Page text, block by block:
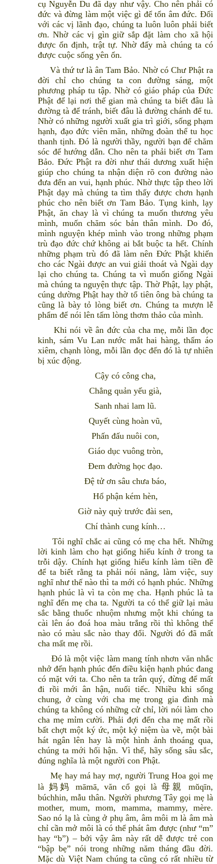
cụ Nguyễn Du đã dạy như vậy. Cho nên phải có
đức và đừng làm một việc gì để tổn âm đức. Đối
với các vị lãnh đạo, chúng ta luôn luôn phải biết
ơn. Nhờ các vị gìn giữ sắp đặt làm cho xã hội
được ổn định, trật tự. Nhờ đấy mà chúng ta có
được cuộc sống yên ổn.
Và thứ tư là ân Tam Bảo. Nhờ có Chư Phật ra
đời chỉ cho chúng ta con đường sáng, một
phương pháp tu tập. Nhờ có giáo pháp của Đức
Phật để lại nơi thế gian mà chúng ta biết đâu là
đường tà để tránh, biết đâu là đường chánh để tu.
Nhờ có những người xuất gia trì giới, sống phạm
hạnh, đạo đức viên mãn, những đoàn thể tu học
thanh tịnh. Đó là người thầy, người bạn để chăm
sóc để hướng dẫn. Cho nên ta phải biết ơn Tam
Bảo. Đức Phật ra đời như thái dương xuất hiện
giúp cho chúng ta nhận diện rõ con đường nào
đưa đến an vui, hạnh phúc. Nhờ thực tập theo lời
Phật dạy mà chúng ta tìm thấy được chơn hạnh
phúc cho nên biết ơn Tam Bảo. Tụng kinh, lạy
Phật, ăn chay là vì chúng ta muốn thương yêu
mình, muốn chăm sóc bản thân mình. Do đó,
mình nguyện khép mình vào trong những phạm
trù đạo đức chứ không ai bắt buộc ta hết. Chính
những phạm trù đó đã làm nên Đức Phật khiến
cho các Ngài được an vui giải thoát và Ngài dạy
lại cho chúng ta. Chúng ta vì muốn giống Ngài
mà chúng ta nguyện thực tập. Thờ Phật, lạy phật,
cúng dường Phật hay thờ tổ tiên ông bà chúng ta
cũng là bày tỏ lòng biết ơn. Chúng ta mượn lễ
phẩm để nói lên tấm lòng thơm thảo của mình.
Khi nói về ân đức của cha mẹ, mỗi lần đọc
kinh, sám Vu Lan nước mắt hai hàng, thấm áo
xiêm, chạnh lòng, mỗi lần đọc đến đó là tự nhiên
bị xúc động.
Cậy có công cha,
Chẳng quản yếu già,
Sanh nhai lam lũ.
Quyết cùng hoàn vũ,
Phấn đấu nuôi con,
Giáo dục vuông tròn,
Ðem đường học đạo.
Ðệ tử ơn sâu chưa báo,
Hổ phận kém hèn,
Giờ này quỳ trước đài sen,
Chí thành cung kính…
Tôi nghĩ chắc ai cũng có mẹ cha hết. Những
lời kinh làm cho hạt giống hiếu kính ở trong ta
trỗi dậy. Chính hạt giống hiếu kính làm tiền đề
để ta biết rằng ta phải nói năng, làm việc, suy
nghĩ như thế nào thì ta mới có hạnh phúc. Những
hạnh phúc là vì ta còn mẹ cha. Hạnh phúc là ta
nghĩ đến mẹ cha ta. Người ta có thể giữ lại màu
sắc bằng thuốc nhuộm nhưng một khi chúng ta
cài lên áo đoá hoa màu trắng rồi thì không thể
nào có màu sắc nào thay đổi. Người đó đã mất
cha mất mẹ rồi.
Đó là một việc làm mang tính nhơn văn nhắc
nhở đến hạnh phúc đến điều kiện hạnh phúc đang
có mặt với ta. Cho nên ta trân quý, đừng để mất
đi rồi mới ân hận, nuối tiếc. Nhiều khi sống
chung, ở cùng với cha mẹ trong gia đình mà
chúng ta không có những cử chỉ, lời nói làm cho
cha mẹ mỉm cười. Phải đợi đến cha mẹ mất rồi
bất chợt một ký ức, một kỷ niệm ùa về, một bài
hát ngân lên hay là một hình ảnh thoáng qua,
chúng ta mới hối hận. Vì thế, hãy sống sâu sắc,
đúng nghĩa là một người con Phật.
Mẹ hay má hay mợ, người Trung Hoa gọi mẹ
là 妈妈 māmā, văn cổ gọi là 母親 mǔqīn,
búchhin, mẫu thân. Người phương Tây gọi mẹ là
mother, mum, mom, mamma, mammy, mère.
Sao nó lạ là cùng ở phụ âm, âm môi m là âm mà
chỉ cần mở môi là có thể phát âm được (như “m”
hay “b”) – bởi vậy âm này rất dễ được trẻ con
“bập bẹ” nói trong những năm tháng đầu đời.
Mặc dù Việt Nam chúng ta cũng có rất nhiều từ